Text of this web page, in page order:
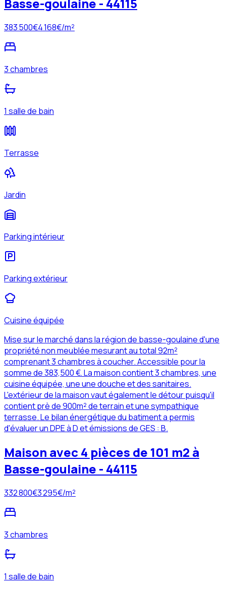
Basse-goulaine - 44115
383 500€4 168€/m²
3 chambres
1 salle de bain
Terrasse
Jardin
Parking intérieur
Parking extérieur
Cuisine équipée
Mise sur le marché dans la région de basse-goulaine d'une
propriété non meublée mesurant au total 92m²
comprenant 3 chambres à coucher. Accessible pour la
somme de 383,500 €. La maison contient 3 chambres, une
cuisine équipée, une une douche et des sanitaires.
L'extérieur de la maison vaut également le détour puisqu'il
contient prè de 900m² de terrain et une sympathique
terrasse. Le bilan énergétique du batiment a permis
d'évaluer un DPE à D et émissions de GES : B.
Maison avec 4 pièces de 101 m2 à
Basse-goulaine - 44115
332 800€3 295€/m²
3 chambres
1 salle de bain